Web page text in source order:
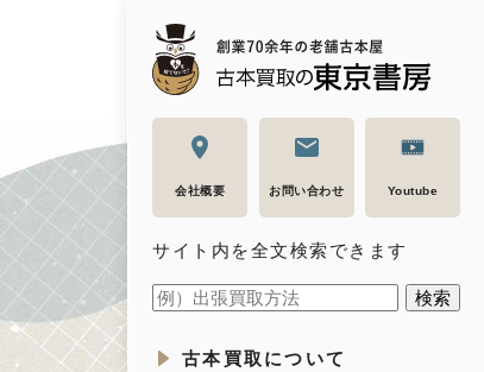
会社概要 お問い合わせ Youtube
サイト内を全文検索できます
古本買取について